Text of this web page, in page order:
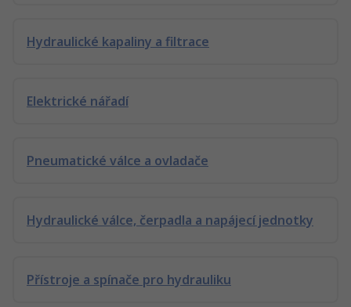
Hydraulické kapaliny a filtrace
Elektrické nářadí
Pneumatické válce a ovladače
Hydraulické válce, čerpadla a napájecí jednotky
Přístroje a spínače pro hydrauliku